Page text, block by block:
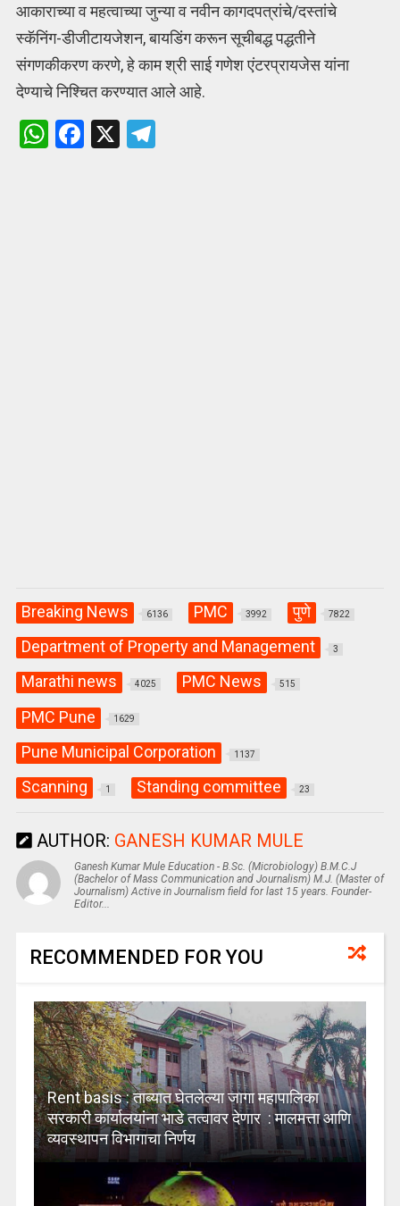
आकाराच्या व महत्वाच्या जुन्या व नवीन कागदपत्रांचे/दस्तांचे
स्कॅनिंग-डीजीटायजेशन, बायडिंग करून सूचीबद्ध पद्धतीने
संगणकीकरण करणे, हे काम श्री साई गणेश एंटरप्रायजेस यांना
देण्याचे निश्चित करण्यात आले आहे.
W F X T
Breaking News 6136 PMC 3992 पुणे 7822
Department of Property and Management 3
Marathi news 4025 PMC News 515
PMC Pune 1629
Pune Municipal Corporation 1137
Scanning 1 Standing committee 23
AUTHOR: GANESH KUMAR MULE
Ganesh Kumar Mule Education - B.Sc. (Microbiology) B.M.C.J
(Bachelor of Mass Communication and Journalism) M.J. (Master of
Journalism) Active in Journalism field for last 15 years. Founder-
Editor...
RECOMMENDED FOR YOU
Rent basis : ताब्यात घेतलेल्या जागा महापालिका
सरकारी कार्यालयांना भाडे तत्वावर देणार : मालमत्ता आणि
व्यवस्थापन विभागाचा निर्णय